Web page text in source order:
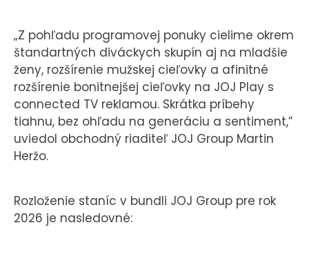
„Z pohľadu programovej ponuky cielime okrem
štandartných diváckych skupín aj na mladšie
ženy, rozšírenie mužskej cieľovky a afinitné
rozšírenie bonitnejšej cieľovky na JOJ Play s
connected TV reklamou. Skrátka príbehy
tiahnu, bez ohľadu na generáciu a sentiment,”
uviedol obchodný riaditeľ JOJ Group Martin
Heržo.
Rozloženie staníc v bundli JOJ Group pre rok
2026 je nasledovné: